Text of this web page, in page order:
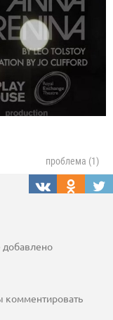
проблема (1)
добавлено
комментировать